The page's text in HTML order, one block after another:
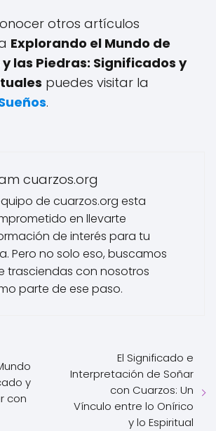
otros artículos
Explorando el Mundo de
y las Piedras: Significados y
puedes visitar la
.
cuarzos.org
de cuarzos.org esta
en llevarte
de interés para tu
Pero no solo eso, buscamos
trasciendas con nosotros
parte de ese paso.
y
con
El Significado e
Interpretación de Soñar
con Cuarzos: Un
Vínculo entre lo Onírico
y lo Espiritual